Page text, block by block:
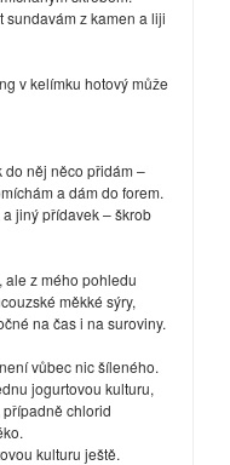
sundavám z kamen a liji
v kelímku hotový může
do něj něco přidám –
a dám do forem.
jiný přídavek – škrob
z mého pohledu
měkké sýry,
na čas i na suroviny.
vůbec nic šíleného.
jogurtovou kulturu,
chlorid
kulturu ještě.